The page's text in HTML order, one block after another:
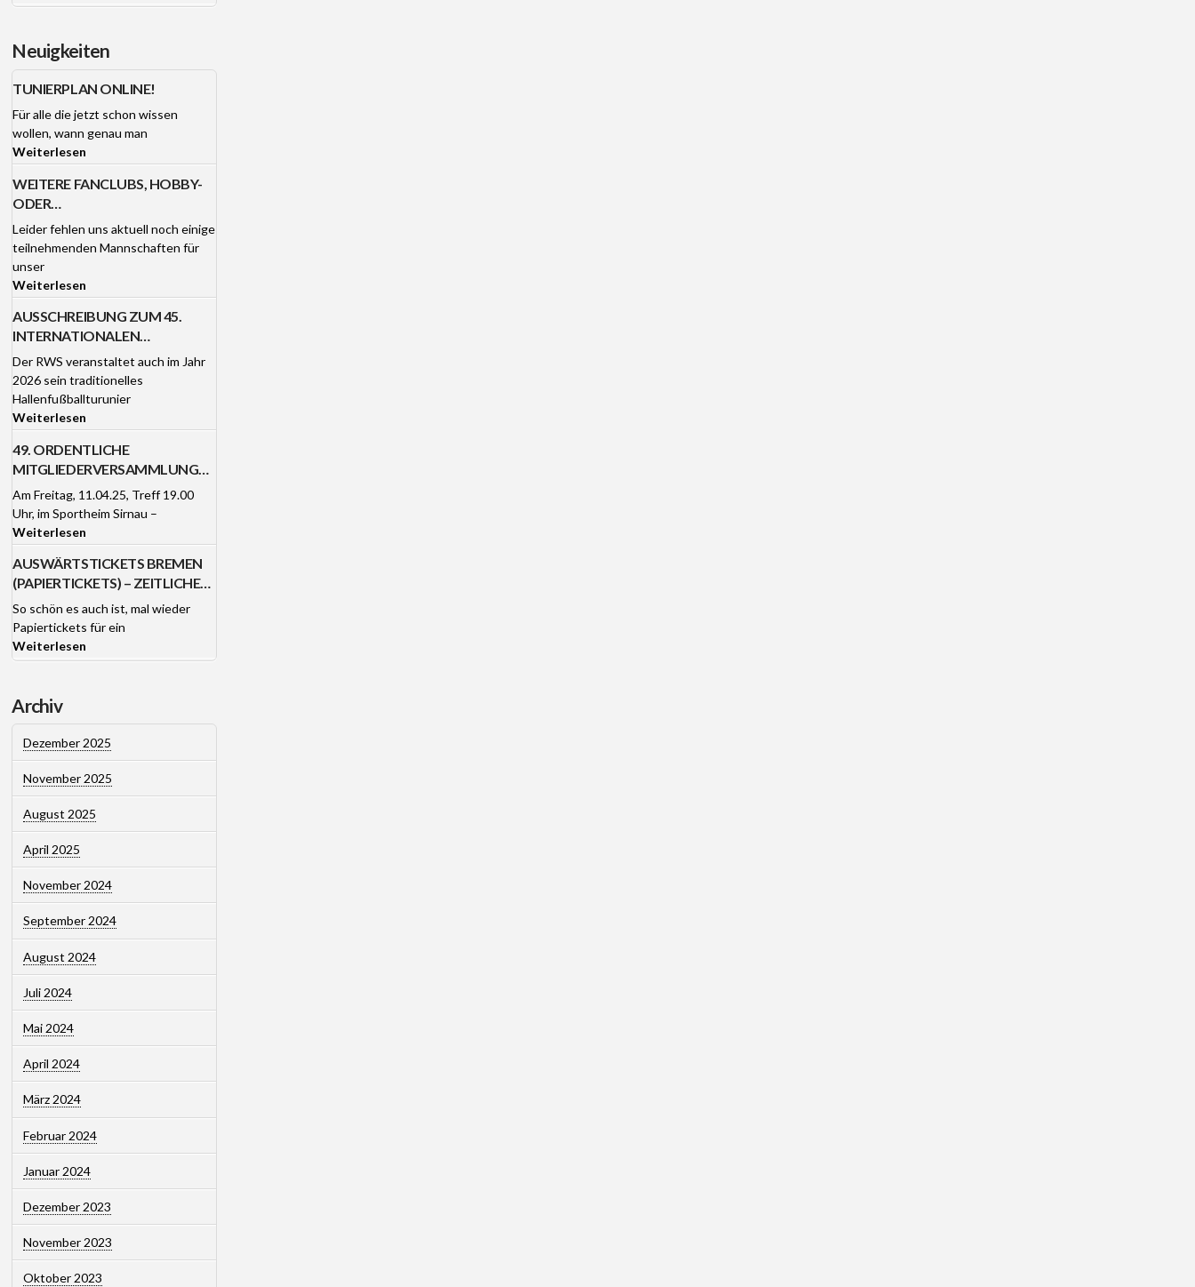
Neuigkeiten
TUNIERPLAN ONLINE!
Für alle die jetzt schon wissen
wollen, wann genau man
Weiterlesen
WEITERE FANCLUBS, HOBBY-
ODER
FREIZEITMANNSCHAFTEN FÜR
DAS 45. RWS-TURNIER AM
3./4.1.26 GESUCHT!
Leider fehlen uns aktuell noch einige
teilnehmenden Mannschaften für
unser
Weiterlesen
AUSSCHREIBUNG ZUM 45.
INTERNATIONALEN
HALLENFUSSBALL-F
ANCLUBTURNIER DES RWS B
ERKHEIM AM 3. UND 4. J
ANUAR 2026
Der RWS veranstaltet auch im Jahr
2026 sein traditionelles
Hallenfußballturunier
Weiterlesen
49. ORDENTLICHE
MITGLIEDERVERSAMMLUNG
DES RWS BERKHEIM MIT
JUBILAREHRUNG AM FR
11.04.25
Am Freitag, 11.04.25, Treff 19.00
Uhr, im Sportheim Sirnau –
Weiterlesen
AUSWÄRTSTICKETS BREMEN
(PAPIERTICKETS) – ZEITLICHE
VERSAND-PROBLEME!
So schön es auch ist, mal wieder
Papiertickets für ein
Weiterlesen
Archiv
Dezember 2025
November 2025
August 2025
April 2025
November 2024
September 2024
August 2024
Juli 2024
Mai 2024
April 2024
März 2024
Februar 2024
Januar 2024
Dezember 2023
November 2023
Oktober 2023